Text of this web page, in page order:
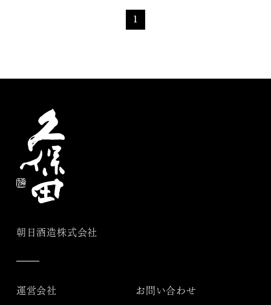
1
朝日酒造株式会社
運営会社 お問い合わせ